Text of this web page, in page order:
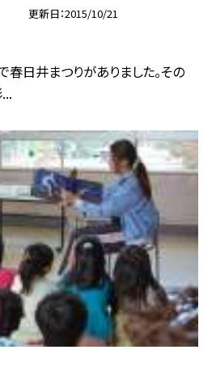
更新日 2015/10/21
日井まつりがありました。その